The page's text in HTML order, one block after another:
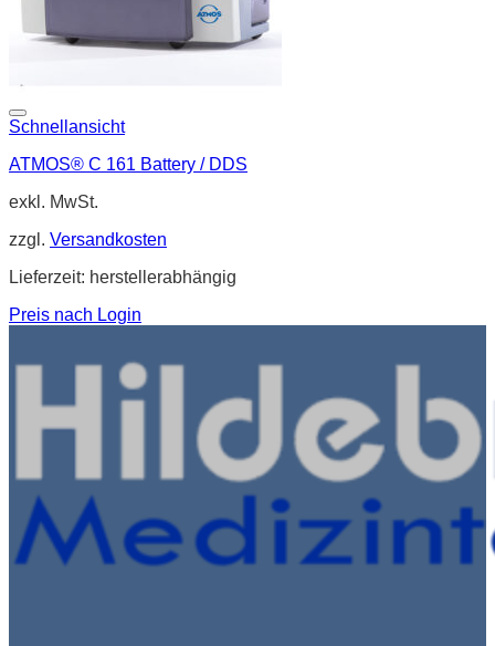
Schnellansicht
ATMOS® C 161 Battery / DDS
exkl. MwSt.
zzgl. Versandkosten
Lieferzeit: herstellerabhängig
Preis nach Login